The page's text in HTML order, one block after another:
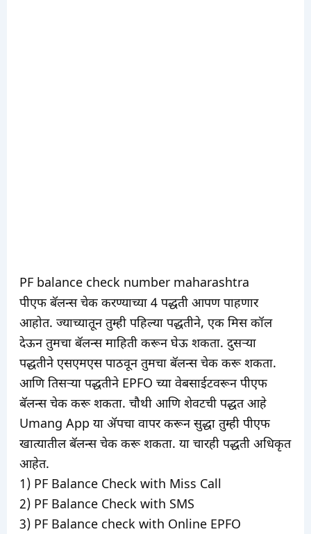
PF balance check number maharashtra
पीएफ बॅलन्स चेक करण्याच्या 4 पद्धती आपण पाहणार
आहोत. ज्याच्यातून तुम्ही पहिल्या पद्धतीने, एक मिस कॉल
देऊन तुमचा बॅलन्स माहिती करून घेऊ शकता. दुसऱ्या
पद्धतीने एसएमएस पाठवून तुमचा बॅलन्स चेक करू शकता.
आणि तिसऱ्या पद्धतीने EPFO च्या वेबसाईटवरून पीएफ
बॅलन्स चेक करू शकता. चौथी आणि शेवटची पद्धत आहे
Umang App या ॲपचा वापर करून सुद्धा तुम्ही पीएफ
खात्यातील बॅलन्स चेक करू शकता. या चारही पद्धती अधिकृत
आहेत.
1) PF Balance Check with Miss Call
2) PF Balance Check with SMS
3) PF Balance check with Online EPFO